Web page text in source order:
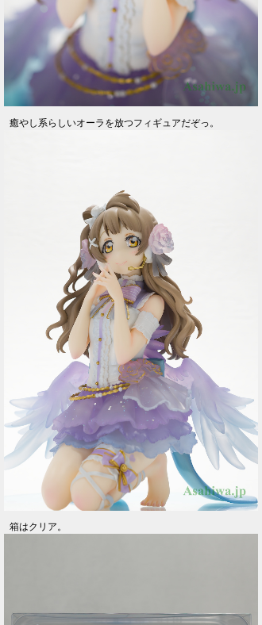
癒やし系らしいオーラを放つフィギュアだぞっ。
箱はクリア。